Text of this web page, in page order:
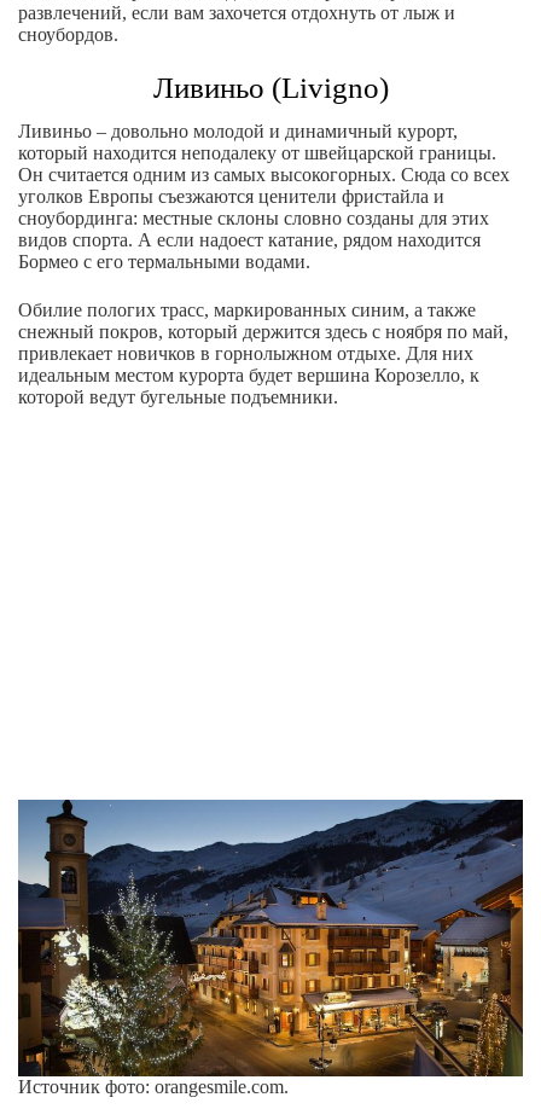
развлечений, если вам захочется отдохнуть от лыж и
сноубордов.
Ливиньо (Livigno)
Ливиньо – довольно молодой и динамичный курорт,
который находится неподалеку от швейцарской границы.
Он считается одним из самых высокогорных. Сюда со всех
уголков Европы съезжаются ценители фристайла и
сноубординга: местные склоны словно созданы для этих
видов спорта. А если надоест катание, рядом находится
Бормео с его термальными водами.
Обилие пологих трасс, маркированных синим, а также
снежный покров, который держится здесь с ноября по май,
привлекает новичков в горнолыжном отдыхе. Для них
идеальным местом курорта будет вершина Корозелло, к
которой ведут бугельные подъемники.
Источник фото: orangesmile.com.